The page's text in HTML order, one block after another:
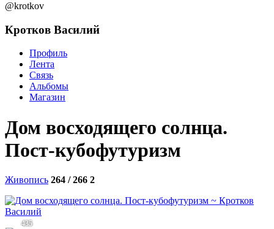
@krotkov
Кротков Василий
Профиль
Лента
Связь
Альбомы
Магазин
Дом восходящего солнца.
Пост-кубофутуризм
Живопись 264 / 266 2
435